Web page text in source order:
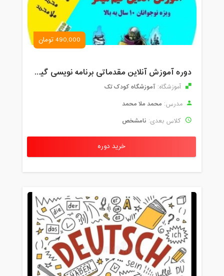
490,000 تومان
دوره آموزش آنلاین مقدماتی برنامه نویسی گیم میکر کودک و نوجوان (برای نهمین بار) کودک تک
آموزشگاه: آموزشگاه کودک تک
مدرس: محمد ملا محمد
کلاس بعدی: نامشخص
خرید دوره